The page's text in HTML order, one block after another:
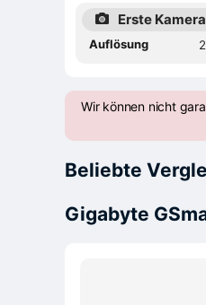
Erste Kamera
Auflösung
Wir können nicht
Beliebte
Gigabyte